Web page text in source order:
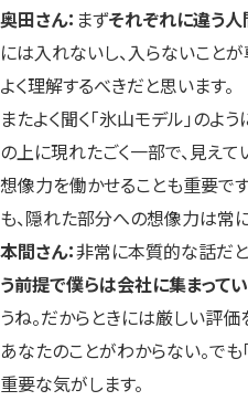
奥田さん： まずそれぞれに違う人
には入れないし、入らないこと
よく理解するべきだと思います。
またよく聞く「氷山モデル」のよ
の上に現れたごく一部で、見え
想像力を働かせることも重要で
も、隠れた部分への想像力は常
本間さん：非常に本質的な話だと
う前提で僕らは会社に集まって
うね。だからときには厳しい評
あなたのことがわからない。で
重要な気がします。